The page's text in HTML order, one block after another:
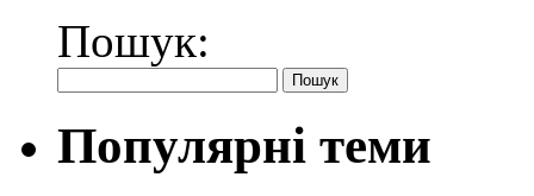
Пошук:
Популярні теми